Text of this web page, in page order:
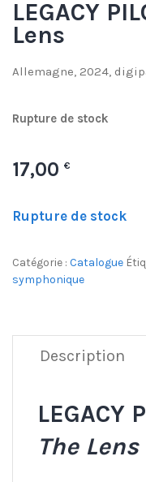
LEGACY
Lens
Allemagne, 2024,
Rupture de stock
17,00 €
Rupture de stock
Catégorie : Catalogue
symphonique
Description
LEGACY
The Lens